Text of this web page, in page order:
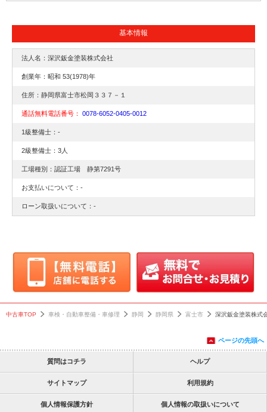
基本情報
法人名：深沢鈑金塗装株式会社
創業年：昭和 53(1978)年
住所：静岡県富士市松岡３３７－１
通話無料電話番号： 0078-6052-0405-0012
1級整備士：-
2級整備士：3人
工場種別：認証工場 静第7291号
お支払いについて：-
ローン取扱いについて：-
中古車TOP 車検・自動車整備・車修理 静岡 静岡県 富士市 深沢鈑金塗装株式
ページの先頭へ
質問はコチラ ヘルプ
サイトマップ 利用規約
個人情報保護方針 個人情報の取扱いについて